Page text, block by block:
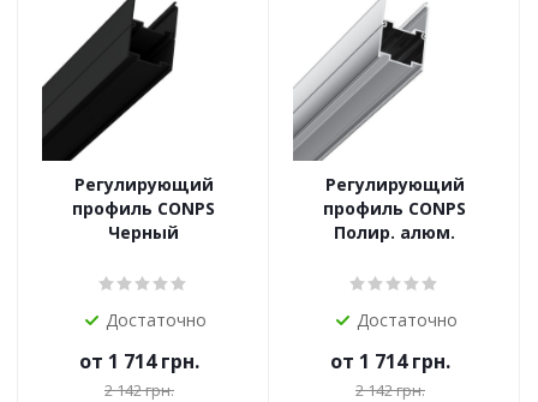
Регулирующий
профиль CONPS
Черный
Достаточно
от 1 714 грн.
2 142 грн.
Регулирующий
профиль CONPS
Полир. алюм.
Достаточно
от 1 714 грн.
2 142 грн.